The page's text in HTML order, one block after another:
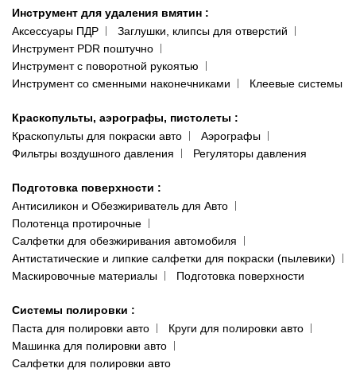
Инструмент для удаления вмятин :
Аксессуары ПДР
Заглушки, клипсы для отверстий
Инструмент PDR поштучно
Инструмент с поворотной рукоятью
Инструмент со сменными наконечниками
Клеевые системы
Краскопульты, аэрографы, пистолеты :
Краскопульты для покраски авто
Аэрографы
Фильтры воздушного давления
Регуляторы давления
Подготовка поверхности :
Антисиликон и Обезжириватель для Авто
Полотенца протирочные
Салфетки для обезжиривания автомобиля
Антистатические и липкие салфетки для покраски (пылевики)
Маскировочные материалы
Подготовка поверхности
Системы полировки :
Паста для полировки авто
Круги для полировки авто
Машинка для полировки авто
Салфетки для полировки авто